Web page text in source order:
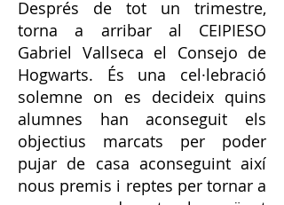
Després de tot un trimestre,
torna a arribar al CEIPIESO
Gabriel Vallseca el Consejo de
Hogwarts. És una cel·lebració
solemne on es decideix quins
alumnes han aconseguit els
objectius marcats per poder
pujar de casa aconseguint així
nous premis i reptes per tornar a